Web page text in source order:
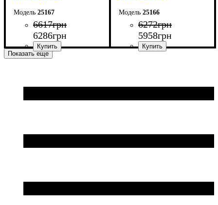
25167
6617грн
6286грн
Глубина: 70 см
25166
6272грн
5958грн
Глубина: 70 см
Показать еще